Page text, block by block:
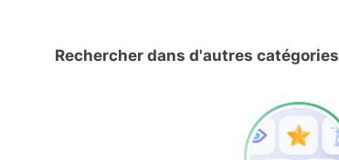
Rechercher dans d'autres catégories